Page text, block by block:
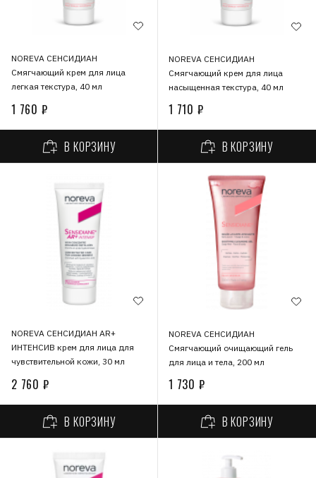
NOREVA СЕНСИДИАН
Смягчающий крем для лица
легкая текстура, 40 мл
1 760 ₽
В КОРЗИНУ
NOREVA СЕНСИДИАН
Смягчающий крем для лица
насыщенная текстура, 40 мл
1 710 ₽
В КОРЗИНУ
NOREVA СЕНСИДИАН AR+
ИНТЕНСИВ крем для лица для
чувствительной кожи, 30 мл
2 760 ₽
В КОРЗИНУ
NOREVA СЕНСИДИАН
Смягчающий очищающий гель
для лица и тела, 200 мл
1 730 ₽
В КОРЗИНУ